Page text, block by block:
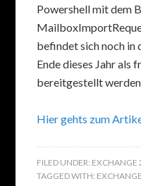
Powershell mit dem
befindet sich noch in
Ende dieses Jahr als
bereitgestellt
Hier gehts zum
FILED UNDER: EXCHANGE
TAGGED WITH: